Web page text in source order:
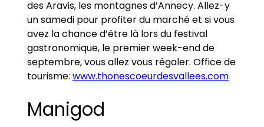
des Aravis, les montagnes d’Annecy. Allez-y
un samedi pour profiter du marché et si vous
avez la chance d’être là lors du festival
gastronomique, le premier week-end de
septembre, vous allez vous régaler. Office de
tourisme:www.thonescoeurdesvallees.com
Manigod